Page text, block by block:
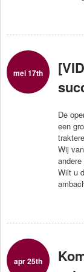
mei 17th
De
een
Wij
Wilt u
apr 25th